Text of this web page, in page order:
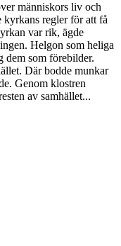
människors liv och
kyrkans regler för att få
var rik, ägde
Helgon som heliga
dem som förebilder.
Där bodde munkar
Genom klostren
av samhället...